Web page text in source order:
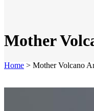
Mother
Home > Mother Volcano